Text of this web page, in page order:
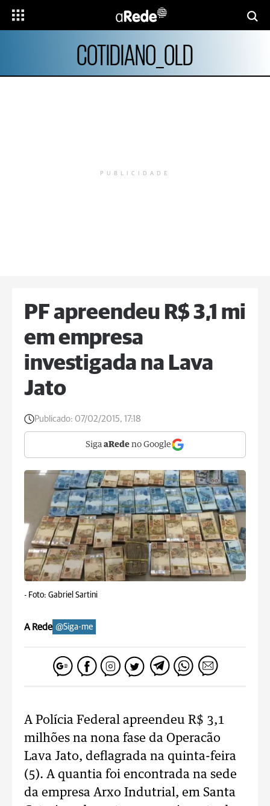
COTIDIANO_OLD
PUBLICIDADE
PF apreendeu R$ 3,1 mi
em empresa
investigada na Lava
Jato
Publicado: 07/02/2015, 17:18
Siga aRede no Google
- Foto: Gabriel Sartini
A Rede @Siga-me
A Polícia Federal apreendeu R$ 3,1
milhões na nona fase da Operacão
Lava Jato, deflagrada na quinta-feira
(5). A quantia foi encontrada na sede
da empresa Arxo Indutrial, em Santa